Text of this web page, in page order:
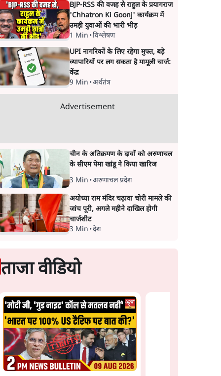
BJP-RSS की वजह से राहुल के प्रयागराज
'Chhatron Ki Goonj' कार्यक्रम में
उमड़ी युवाओं की भारी भीड़
1 Min •विश्लेषण
UPI नागरिकों के लिए रहेगा मुफ्त, बड़े
व्यापारियों पर लग सकता है मामूली चार्ज:
केंद्र
9 Min •अर्थतंत्र
Advertisement
चीन के अतिक्रमण के दावों को अरुणाचल
के सीएम पेमा खांडू ने किया खारिज
3 Min •अरुणाचल प्रदेश
अयोध्या राम मंदिर चढ़ावा चोरी मामले की
जांच पूरी, अगले महीने दाखिल होगी
चार्जशीट
3 Min •देश
ताजा वीडियो